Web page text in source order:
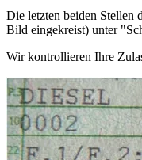
Die letzten beiden Stellen
Bild eingekreist) unter
Wir kontrollieren Ihre